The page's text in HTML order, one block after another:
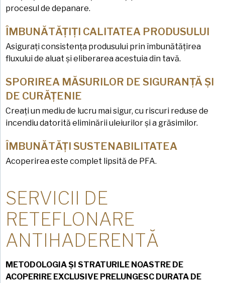
procesul de depanare.
ÎMBUNĂTĂȚIȚI CALITATEA PRODUSULUI
Asigurați consistența produsului prin îmbunătățirea
fluxului de aluat și eliberarea acestuia din tavă.
SPORIREA MĂSURILOR DE SIGURANȚĂ ȘI
DE CURĂȚENIE
Creați un mediu de lucru mai sigur, cu riscuri reduse de
incendiu datorită eliminării uleiurilor și a grăsimilor.
ÎMBUNĂTĂȚI SUSTENABILITATEA
Acoperirea este complet lipsită de PFA.
SERVICII DE
RETEFLONARE
ANTIHADERENTĂ
METODOLOGIA ȘI STRATURILE NOASTRE DE
ACOPERIRE EXCLUSIVE PRELUNGESC DURATA DE